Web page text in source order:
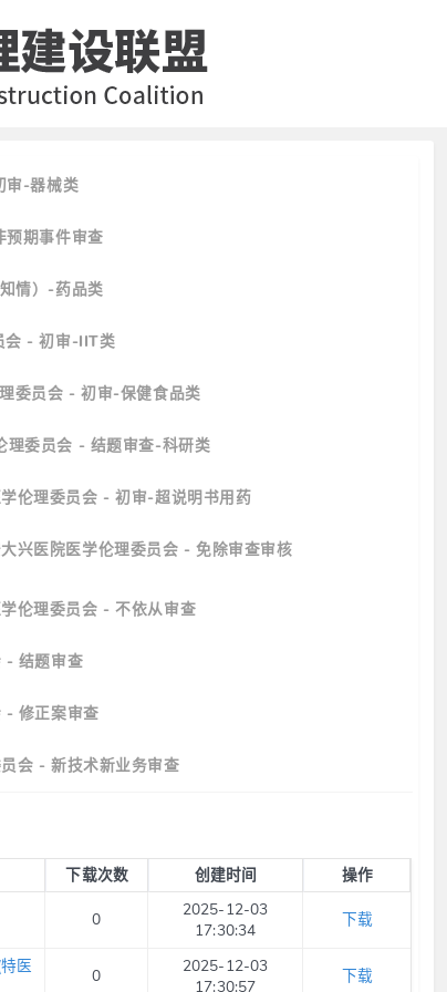
审-器械类
期事件审查
情）-药品类
会 - 初审-IIT类
委员会 - 初审-保健食品类
理委员会 - 结题审查-科研类
伦理委员会 - 初审-超说明书用药
兴医院医学伦理委员会 - 免除审查审核
伦理委员会 - 不依从审查
- 结题审查
- 修正案审查
会 - 新技术新业务审查
下载次数 创建时间 操作
0
2025-12-03
17:30:34
下载
医
0
2025-12-03
17:30:57
下载